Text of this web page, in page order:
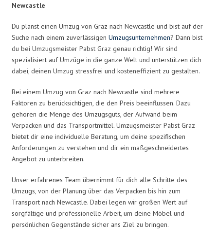
Newcastle
Du planst einen Umzug von Graz nach Newcastle und bist auf der
Suche nach einem zuverlässigen Umzugsunternehmen? Dann bist
du bei Umzugsmeister Pabst Graz genau richtig! Wir sind
spezialisiert auf Umzüge in die ganze Welt und unterstützen dich
dabei, deinen Umzug stressfrei und kosteneffizient zu gestalten.
Bei einem Umzug von Graz nach Newcastle sind mehrere
Faktoren zu berücksichtigen, die den Preis beeinflussen. Dazu
gehören die Menge des Umzugsguts, der Aufwand beim
Verpacken und das Transportmittel. Umzugsmeister Pabst Graz
bietet dir eine individuelle Beratung, um deine spezifischen
Anforderungen zu verstehen und dir ein maßgeschneidertes
Angebot zu unterbreiten.
Unser erfahrenes Team übernimmt für dich alle Schritte des
Umzugs, von der Planung über das Verpacken bis hin zum
Transport nach Newcastle. Dabei legen wir großen Wert auf
sorgfältige und professionelle Arbeit, um deine Möbel und
persönlichen Gegenstände sicher ans Ziel zu bringen.